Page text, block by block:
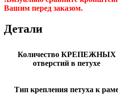
Вашим перед заказом.
Детали
Количество КРЕПЕЖНЫХ
отверстий в петухе
Тип крепления петуха к